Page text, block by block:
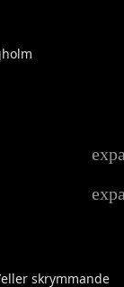
skrymmande